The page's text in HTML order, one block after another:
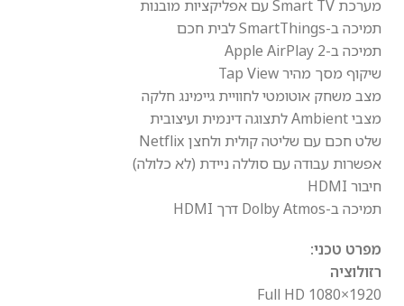
מערכת Smart TV עם אפליקציות מובנות
תמיכה ב-SmartThings לבית חכם
תמיכה ב-Apple AirPlay 2
שיקוף מסך מהיר Tap View
מצב משחק אוטומטי לחוויית גיימינג חלקה
מצבי Ambient לתצוגה דינמית ועיצובית
שלט חכם עם שליטה קולית ולחצן Netflix
אפשרות עבודה עם סוללה ניידת (לא כלולה)
חיבור HDMI
תמיכה ב-Dolby Atmos דרך HDMI
מפרט טכני:
רזולוציה
1920×1080 Full HD